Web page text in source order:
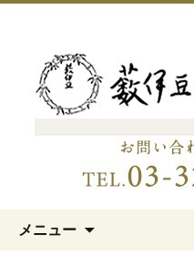
日本橋の老
本店」
メニュー